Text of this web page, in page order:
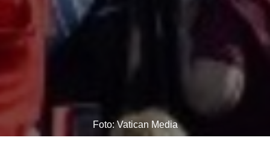
Foto: Vatican Media